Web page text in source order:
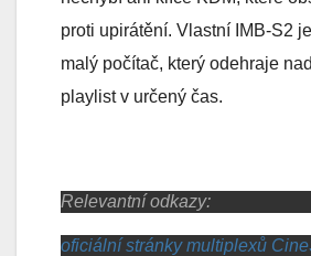
proti upirátění. Vlastní IMB-S2
malý počítač, který odehraje
playlist v určený čas.
Relevantní odkazy:
oficiální stránky multiplexů